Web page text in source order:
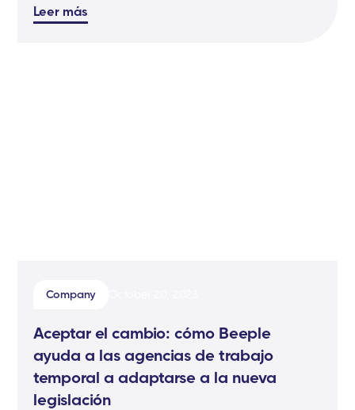
Leer más
Company
Aceptar el cambio: cómo Beeple
ayuda a las agencias de trabajo
temporal a adaptarse a la nueva
legislación